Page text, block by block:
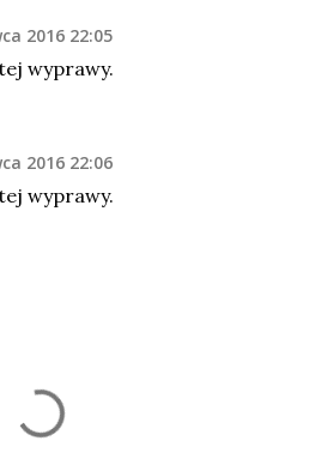
2016 22:05
wyprawy.
2016 22:06
wyprawy.